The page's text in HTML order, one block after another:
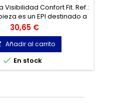
Visibilidad Confort Fit. Ref.:
es un EPI destinado a
la presencia diurna y
del profesional bajo
de peligro de baja
visibilidad.
Precio
30,65 €
Añadir al carrito
 En stock